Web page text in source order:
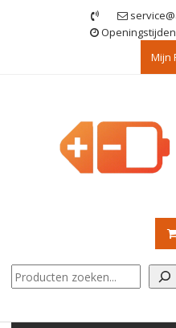
Openingstijden
Mijn